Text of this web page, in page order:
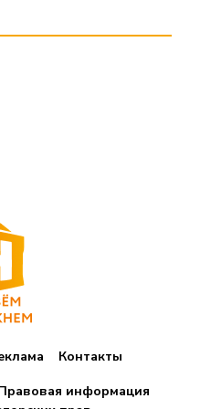
Контакты
информация